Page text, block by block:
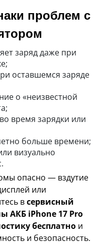
проблем с
заряд даже при
оставшемся заряде
о «неизвестной
время зарядки или
больше времени;
визуально
опасно — вздутие
или
всервисный
АКБ iPhone 17 Pro
бесплатно и
и безопасность.